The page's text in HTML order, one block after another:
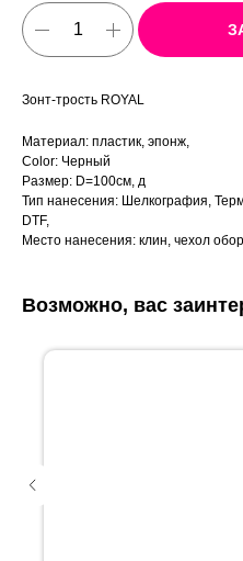
Зонт-трость ROYAL
Материал: пластик, эпонж,
Color: Черный
Размер: D=100см, д
Тип нанесения: Шелкография,
DTF,
Место нанесения: клин, чехол
Возможно, вас